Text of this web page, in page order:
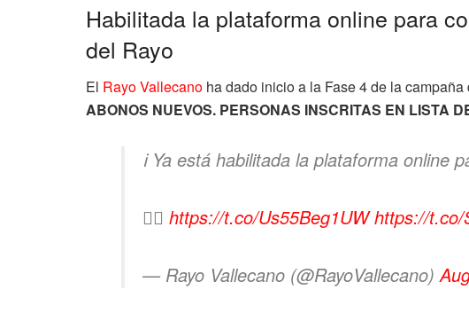
Habilitada la plataforma online para
del Rayo
El Rayo Vallecano ha dado inicio a la Fase 4 de la
ABONOS NUEVOS. PERSONAS INSCRITAS EN LISTA
ℹ️ Ya está habilitada la plataforma online
👉🏻 https://t.co/Us55Beg1UW https://t.co/
— Rayo Vallecano (@RayoVallecano)